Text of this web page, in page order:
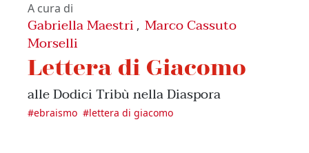
A cura di
Gabriella Maestri , Marco Cassuto
Morselli
Lettera di Giacomo
alle Dodici Tribù nella Diaspora
#ebraismo #lettera di giacomo